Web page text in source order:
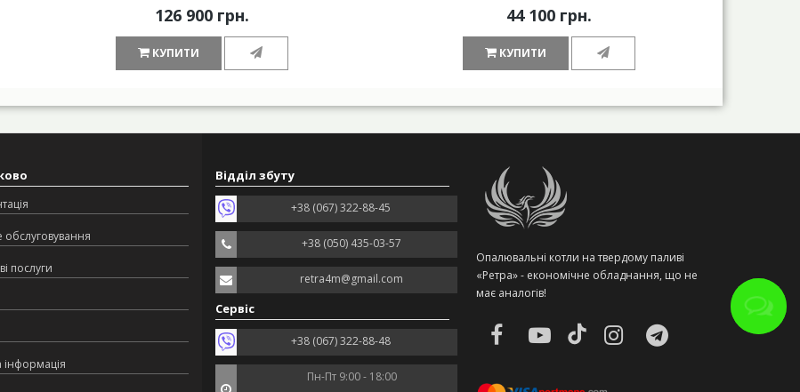
126 900 грн.
КУПИТИ
44 100 грн.
КУПИТИ
обслуговування
послуги
Відділ збуту
+38 (067) 322-88-45
+38 (050) 435-03-57
retra4m@gmail.com
Сервіс
+38 (067) 322-88-48
Пн-Пт 9:00 - 18:00
Опалювальні котли на твердому паливі
«Ретра» - економічне обладнання, що не
має аналогів!